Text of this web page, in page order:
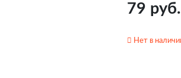
79 руб.
Нет в